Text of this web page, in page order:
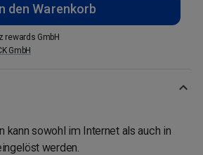
den Warenkorb
rewards GmbH
GmbH
kann sowohl im Internet als auch in
werden.